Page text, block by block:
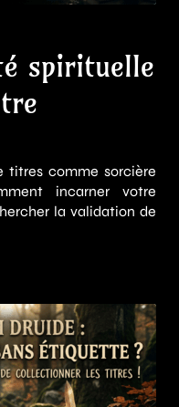
spirituelle
titres comme sorcière
incarner votre
la validation de